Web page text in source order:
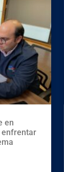
en
enfrentar